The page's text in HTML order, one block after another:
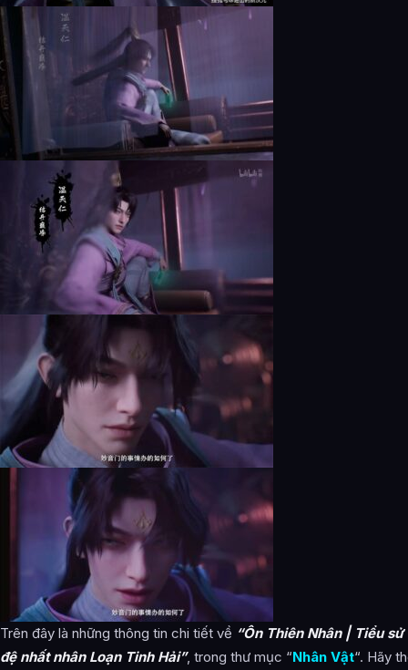
Trên đây là những thông tin chi tiết về “Ôn Thiên Nhân | Tiểu
đệ nhất nhân Loạn Tinh Hải”, trong thư mục “Nhân Vật“. Hãy